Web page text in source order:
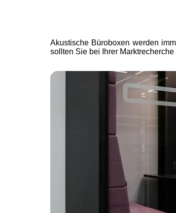
Akustische Büroboxen werden
sollten Sie bei Ihrer